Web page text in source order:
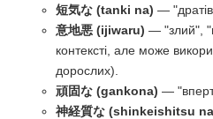
短気な (tanki na) —
意地悪 (ijiwaru) — "злий",
контексті, але може
дорослих).
頑固な (gankona) —
神経質な (shinkeishitsu